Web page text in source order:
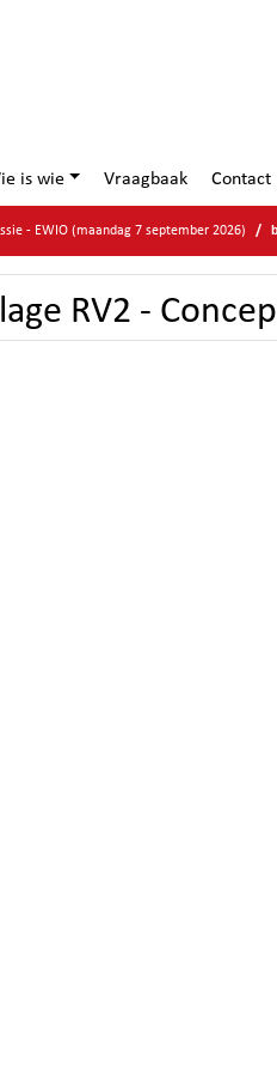
is wie Vraagbaak Contact
- EWIO (maandag 7 september 2026)
RV2 -